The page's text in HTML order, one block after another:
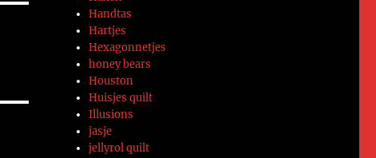
Handtas
Hartjes
Hexagonnetjes
honey bears
Houston
Huisjes quilt
Illusions
jasje
jellyrol quilt